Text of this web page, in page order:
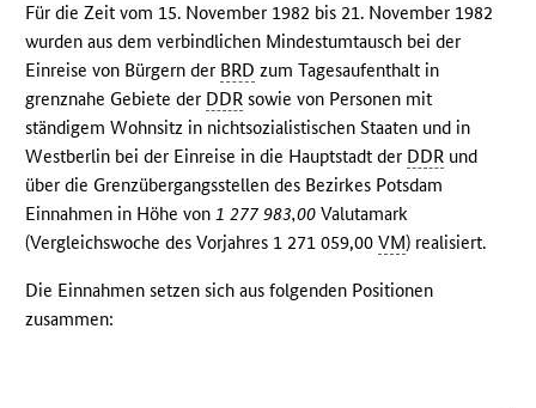
Für die Zeit vom 15. November 1982 bis 21. November 1982
wurden aus dem verbindlichen Mindestumtausch bei der
Einreise von Bürgern der BRD zum Tagesaufenthalt in
grenznahe Gebiete der DDR sowie von Personen mit
ständigem Wohnsitz in nichtsozialistischen Staaten und in
Westberlin bei der Einreise in die Hauptstadt der DDR und
über die Grenzübergangsstellen des Bezirkes Potsdam
Einnahmen in Höhe von1 277 983,00 Valutamark
(Vergleichswoche des Vorjahres 1 271 059,00VM) realisiert.
Die Einnahmen setzen sich aus folgenden Positionen
zusammen: